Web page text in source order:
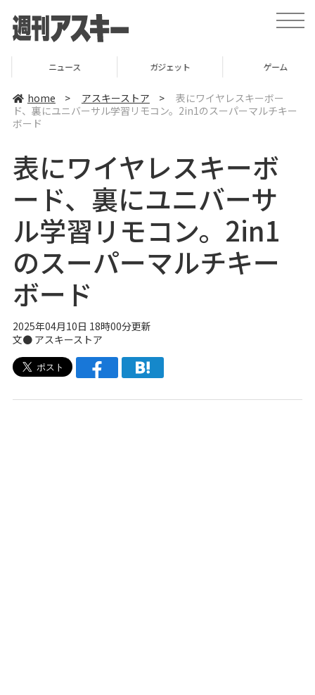
t
o
i
ニュース ガジェット ゲーム
home > アスキーストア >
表にワイヤレスキーボー
ド、裏にユニバーサル学習リモコン。2in1のスーパーマルチキー
ボード
表にワイヤレスキーボ
ード、裏にユニバーサ
ル学習リモコン。2in1
のスーパーマルチキー
ボード
2025年04月10日 18時00分更新
文● アスキーストア